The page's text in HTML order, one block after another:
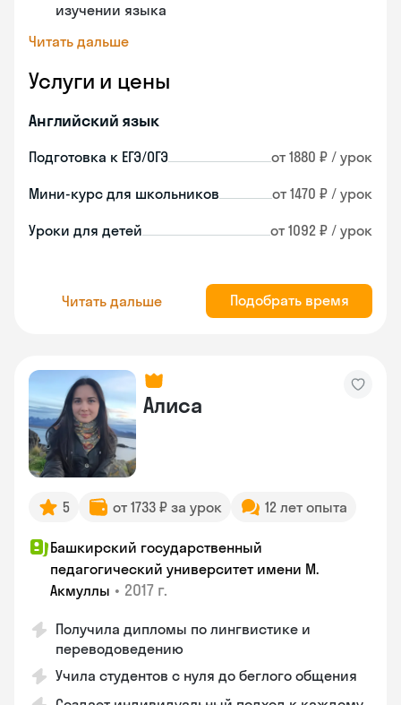
изучении языка
Читать дальше
Услуги и цены
Английский язык
Подготовка к ЕГЭ/ОГЭ от 1880 ₽ / урок
Мини-курс для школьников от 1470 ₽ / урок
Уроки для детей от 1092 ₽ / урок
Читать дальше Подобрать время
Алиса
5 от 1733 ₽ за урок 12 лет опыта
Башкирский государственный
педагогический университет имени М.
Акмуллы • 2017 г.
Получила дипломы по лингвистике и
переводоведению
Учила студентов с нуля до беглого общения